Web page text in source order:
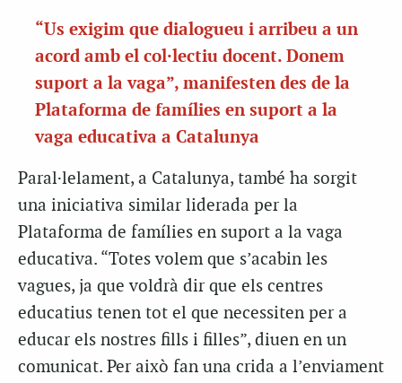
“Us exigim que dialogueu i arribeu a un
acord amb el col·lectiu docent. Donem
suport a la vaga”, manifesten des de la
Plataforma de famílies en suport a la
vaga educativa a Catalunya
Paral·lelament, a Catalunya, també ha sorgit
una iniciativa similar liderada per la
Plataforma de famílies en suport a la vaga
educativa. “Totes volem que s’acabin les
vagues, ja que voldrà dir que els centres
educatius tenen tot el que necessiten per a
educar els nostres fills i filles”, diuen en un
comunicat. Per això fan una crida a l’enviament